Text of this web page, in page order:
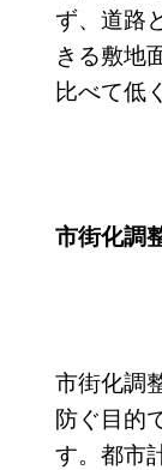
ず、道路
きる敷地
比べて低
市街化調
市街化調
防ぐ目的
す。都市